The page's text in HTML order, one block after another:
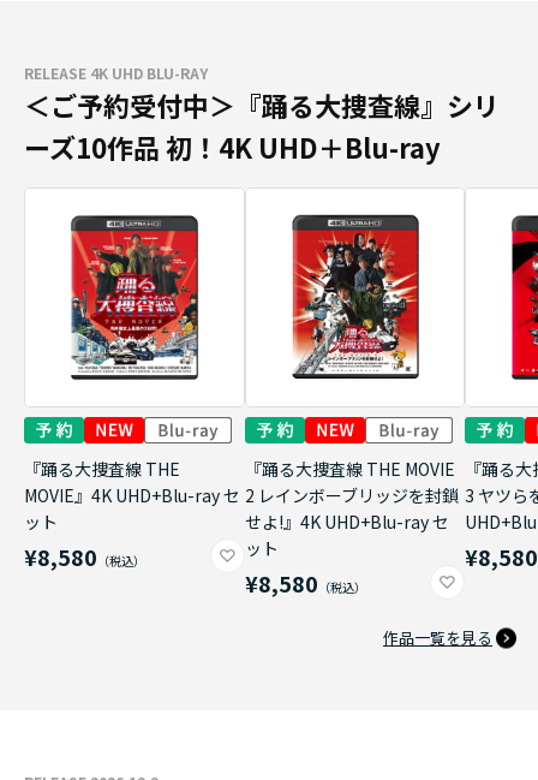
RELEASE 4K UHD BLU-RAY
＜ご予約受付中＞『踊る大捜査線』シリ
ーズ10作品 初！4K UHD＋Blu-ray
『踊る大捜査線 THE
MOVIE』4K UHD+Blu-ray セ
ット
¥8,580
『踊る大捜査線 THE MOVIE
2 レインボーブリッジを封鎖
せよ!』4K UHD+Blu-ray セ
ット
¥8,580
『踊る
3 ヤツら
¥8,580
作品一覧を見る